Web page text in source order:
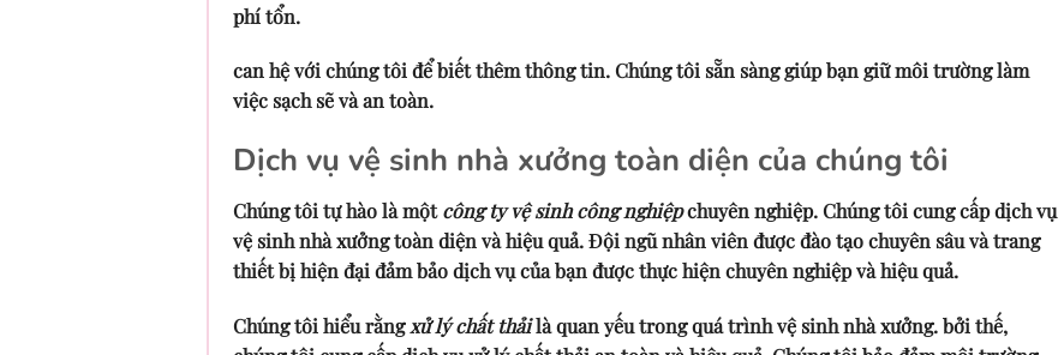
phí tổn.
can hệ với chúng tôi để biết thêm thông tin. Chúng tôi sẵn sàng giúp bạn giữ môi trường làm
việc sạch sẽ và an toàn.
Dịch vụ vệ sinh nhà xưởng toàn diện của chúng tôi
Chúng tôi tự hào là mộtcông ty vệ sinh công nghiệpchuyên nghiệp. Chúng tôi cung cấp dịch vụ
vệ sinh nhà xưởng toàn diện và hiệu quả. Đội ngũ nhân viên được đào tạo chuyên sâu và trang
thiết bị hiện đại đảm bảo dịch vụ của bạn được thực hiện chuyên nghiệp và hiệu quả.
Chúng tôi hiểu rằngxử lý chất thảilà quan yếu trong quá trình vệ sinh nhà xưởng. bởi thế,